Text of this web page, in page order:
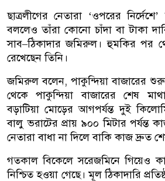
ছাত্রলীগের নেতারা ‘ওপরের
বললেও তাঁরা কোনো চাঁদা বা টাকা
সাব–ঠিকাদার জমিরুল। হুমকির পর
রেখেছেন তিনি।
জমিরুল বলেন, পাকুন্দিয়া বাজারের
থেকে পাকুন্দিয়া বাজারের শেষ
বড়াটিয়া মোড়ের আগপর্যন্ত দুই
বালু ভরাটের প্রায় ৯০০ মিটার পর্যন্ত
নেতারা বাধা না দিলে বাকি কাজ দ্রুত
গতকাল বিকেলে সরেজমিনে গিয়েও
নিশ্চিত হওয়া গেছে। মূল ঠিকাদারি